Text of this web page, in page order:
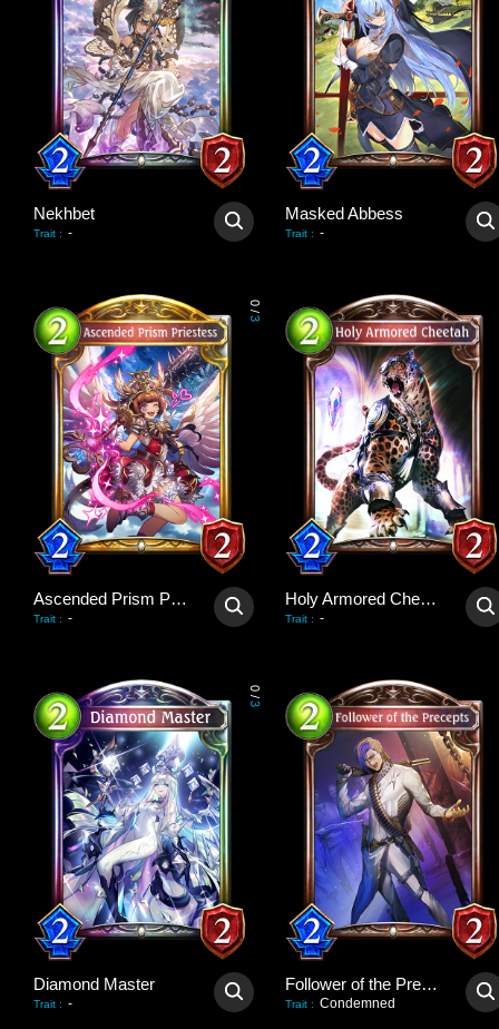
Nekhbet
Trait : -
Masked Abbess
Trait : -
0
/
3
Ascended Prism Priestess
Trait : -
Holy Armored Cheetah
Trait : -
0
/
3
Diamond Master
Trait : -
Follower of the Precepts
Trait : Condemned